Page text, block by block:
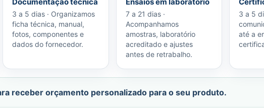
Documentação técnica
3 a 5 dias · Organizamos
ficha técnica, manual,
fotos, componentes e
dados do fornecedor.
Ensaios em laboratório
7 a 21 dias ·
Acompanhamos
amostras, laboratório
acreditado e ajustes
antes de retrabalho.
3 a 5
até a
receber orçamento personalizado para o seu produto.